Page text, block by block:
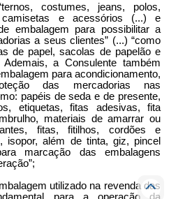
costumes, jeans, polos,
camisetas e acessórios (...) e
embalagem para possibilitar a
a seus clientes” (...) “como
de papel, sacolas de papelão e
a Consulente também
para acondicionamento,
das mercadorias nas
papéis de seda e de presente,
etiquetas, fitas adesivas, fita
materiais de amarrar ou
fitas, fitilhos, cordões e
isopor, além de tinta, giz, pincel
marcação das embalagens
utilizado na revenda das